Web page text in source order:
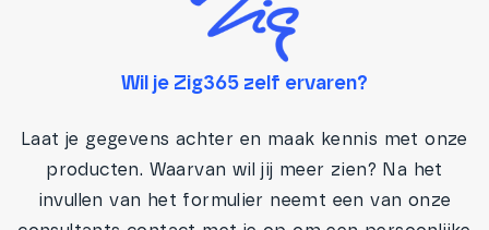
Wil je Zig365 zelf ervaren?
Laat je gegevens achter en maak kennis met onze
producten. Waarvan wil jij meer zien? Na het
invullen van het formulier neemt een van onze